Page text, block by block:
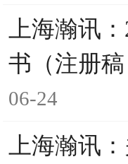
上海瀚讯
书（注册
06-24
上海瀚讯